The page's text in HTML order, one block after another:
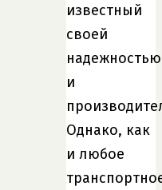
известный
своей
надежностью
и
Однако, как
и любое